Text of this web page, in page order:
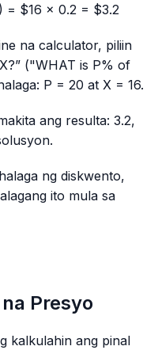
= $16 × 0.2 = $3.2
na calculator, piliin
("WHAT is P% of
P = 20 at X = 16.
ang resulta: 3.2,
ng diskwento,
ito mula sa
Presyo
kalkulahin ang pinal